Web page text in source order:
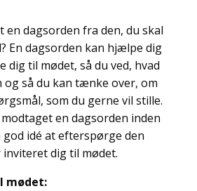
en dagsorden fra den, du skal
En dagsorden kan hjælpe dig
dig til mødet, så du ved, hvad
og så du kan tænke over, om
som du gerne vil stille.
en dagsorden inden
god idé at efterspørge den
inviteret dig til mødet.
mødet: